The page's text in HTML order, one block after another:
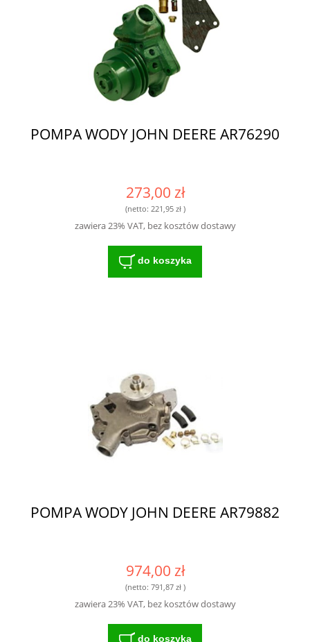
POMPA WODY JOHN DEERE AR76290
273,00 zł
(netto: 221,95 zł)
zawiera 23% VAT, bez kosztów dostawy
do koszyka
POMPA WODY JOHN DEERE AR79882
974,00 zł
(netto: 791,87 zł)
zawiera 23% VAT, bez kosztów dostawy
do koszyka